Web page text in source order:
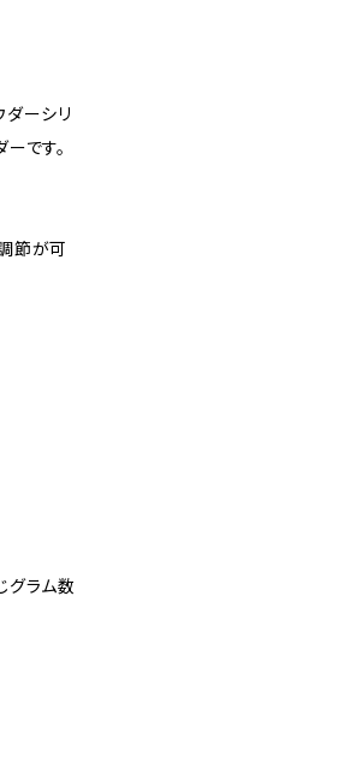
ーシリ
です。
節が可
グラム数